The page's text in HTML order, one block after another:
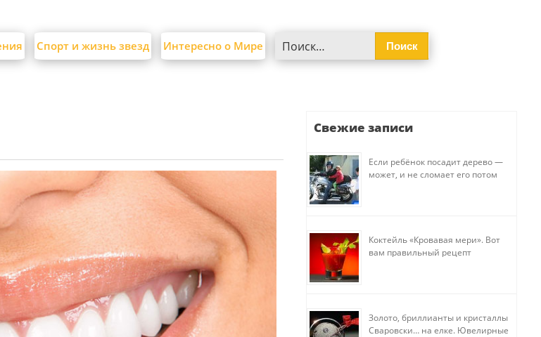
Спорт и жизнь звезд Интересно о Мире
Свежие записи
Если ребёнок посадит дерево —
может, и не сломает его потом
Коктейль «Кровавая мери». Вот
вам правильный рецепт
Золото, бриллианты и кристаллы
Сваровски… на елке. Ювелирные